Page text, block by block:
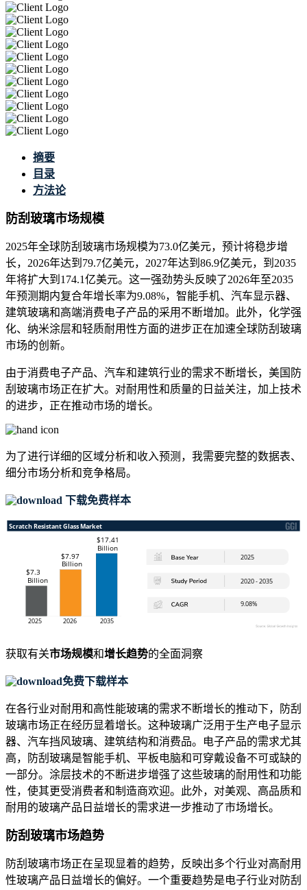
摘要
目录
方法论
防刮玻璃市场规模
2025年全球防刮玻璃市场规模为73.0亿美元，预计将稳步增
长，2026年达到79.7亿美元，2027年达到86.9亿美元，到2035
年将扩大到174.1亿美元。这一强劲势头反映了2026年至2035
年预测期内复合年增长率为9.08%，智能手机、汽车显示器、
建筑玻璃和高端消费电子产品的采用不断增加。此外，化学强
化、纳米涂层和轻质耐用性方面的进步正在加速全球防刮玻璃
市场的创新。
由于消费电子产品、汽车和建筑行业的需求不断增长，美国防
刮玻璃市场正在扩大。对耐用性和质量的日益关注，加上技术
的进步，正在推动市场的增长。
为了进行详细的区域分析和收入预测，我需要完整的数据表、
细分市场分析和竞争格局。
下载免费样本
获取有关市场规模和增长趋势的全面洞察
免费下载样本
在各行业对耐用和高性能玻璃的需求不断增长的推动下，防刮
玻璃市场正在经历显着增长。这种玻璃广泛用于生产电子显示
器、汽车挡风玻璃、建筑结构和消费品。电子产品的需求尤其
高，防刮玻璃是智能手机、平板电脑和可穿戴设备不可或缺的
一部分。涂层技术的不断进步增强了这些玻璃的耐用性和功能
性，使其更受消费者和制造商欢迎。此外，对美观、高品质和
耐用的玻璃产品日益增长的需求进一步推动了市场增长。
防刮玻璃市场趋势
防刮玻璃市场正在呈现显着的趋势，反映出多个行业对高耐用
性玻璃产品日益增长的偏好。一个重要趋势是电子行业对防刮